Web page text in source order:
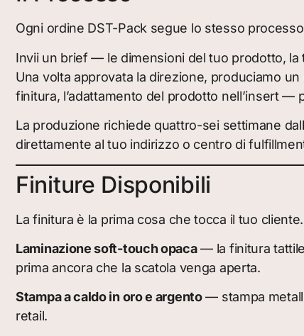
Ogni ordine DST-Pack segue lo stesso
Invii un brief — le dimensioni del tuo prodotto, la
Una volta approvata la direzione, produciamo
finitura, l’adattamento del prodotto nell’insert —
La produzione richiede quattro-sei settimane
direttamente al tuo indirizzo o centro di
Finiture Disponibili
La finitura è la prima cosa che tocca il tuo
Laminazione soft-touch opaca— la finitura tattile
prima ancora che la scatola venga aperta.
Stampa a caldo in oro e argento— stampa
retail.